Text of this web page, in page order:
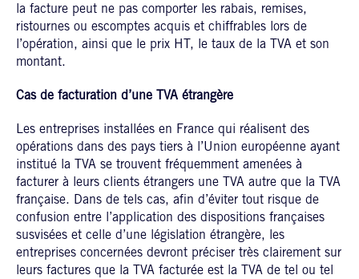
la facture peut ne pas comporter les rabais, remises,
ristournes ou escomptes acquis et chiffrables lors de
l’opération, ainsi que le prix HT, le taux de la TVA et son
montant.
Cas de facturation d’une TVA étrangère
Les entreprises installées en France qui réalisent des
opérations dans des pays tiers à l’Union européenne ayant
institué la TVA se trouvent fréquemment amenées à
facturer à leurs clients étrangers une TVA autre que la TVA
française. Dans de tels cas, afin d’éviter tout risque de
confusion entre l’application des dispositions françaises
susvisées et celle d’une législation étrangère, les
entreprises concernées devront préciser très clairement sur
leurs factures que la TVA facturée est la TVA de tel ou tel